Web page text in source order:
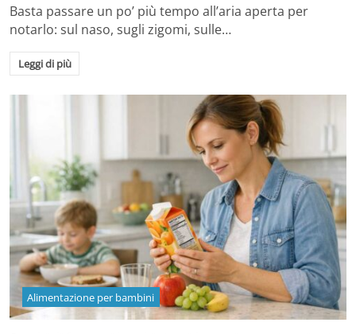
Basta passare un po’ più tempo all’aria aperta per
notarlo: sul naso, sugli zigomi, sulle…
Leggi di più
Alimentazione per bambini